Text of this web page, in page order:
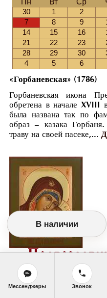
Пн
Вт Ср
30
1 2
7
8 9
14
15 16
21
22 23
28
29 30
4
5 6
«Горбаневская» (1786)
Горбаневская икона
обретена в начале XVIII
была названа так по
образ – казака
траву на своей пасеке,...
<<Воскресенье, 13
В наличии
Мессенджеры Звонок